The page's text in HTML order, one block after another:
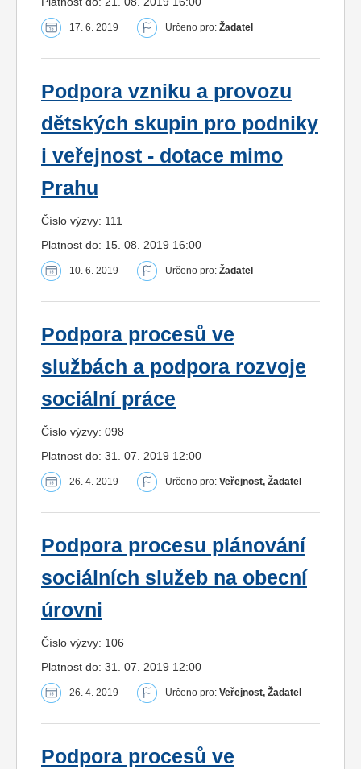
17. 6. 2019 Určeno pro: Žadatel
Podpora vzniku a provozu
dětských skupin pro podniky
i veřejnost - dotace mimo
Prahu
Číslo výzvy: 111
Platnost do: 15. 08. 2019 16:00
10. 6. 2019 Určeno pro: Žadatel
Podpora procesů ve
službách a podpora rozvoje
sociální práce
Číslo výzvy: 098
Platnost do: 31. 07. 2019 12:00
26. 4. 2019 Určeno pro: Veřejnost, Žadatel
Podpora procesu plánování
sociálních služeb na obecní
úrovni
Číslo výzvy: 106
Platnost do: 31. 07. 2019 12:00
26. 4. 2019 Určeno pro: Veřejnost, Žadatel
Podpora procesů ve